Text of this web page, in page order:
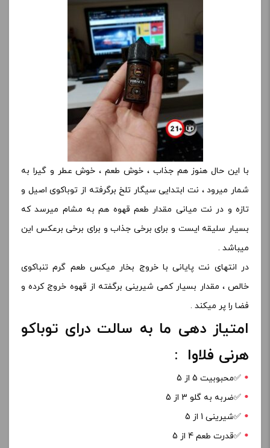
با این حال هنوز هم جذاب ، خوش طعم ، خوش عطر و گیرا به
شمار میرود ، نت ابتدایی سیگار تلخ برگرفته از توباکوی اصیل و
تازه و در نت میانی مقدار طعم قهوه هم به مشام میرسد که
بسیار سلیقه ایست و برای برخی جذاب و برای برخی برعکس این
میباشد .
در انتهای نت پایانی با خروج بخار میکس طعم گرم تنباکوی
خالص ، مقدار بسیار کمی شیرینی برگفته از قهوه خروج کرده و
فضا را پر میکند .
امتیاز دهی ما به سالت درای توباکو
هرنی فلاوا :
✅️محبوبیت 5 از 5
✅️ضربه به گلو 3 از 5
✅️شیرینی 1 از 5
✅️قدرت طعم 4 از 5